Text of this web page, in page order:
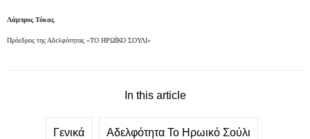
Λάμπρος Τόκας
Πρόεδρος της Αδελφότητας «ΤΟ ΗΡΩΪΚΟ ΣΟΥΛΙ»
In this article
Γενικά Αδελφότητα Το Ηρωικό Σούλι